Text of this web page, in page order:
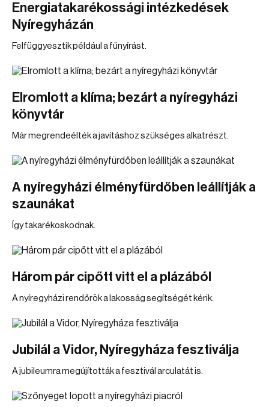
Energiatakarékossági intézkedések
Nyíregyházán
Felfüggyesztik például a fűnyírást.
Elromlott a klíma; bezárt a nyíregyházi
könyvtár
Már megrendeélték a javításhoz szükséges alkatrészt.
A nyíregyházi élményfürdőben leállítják a
szaunákat
Így takarékoskodnak.
Három pár cipőtt vitt el a plázából
A nyíregyházi rendőrök a lakosság segítségét kérik.
Jubilál a Vidor, Nyíregyháza fesztiválja
A jubileumra megújították a fesztivál arculatát is.